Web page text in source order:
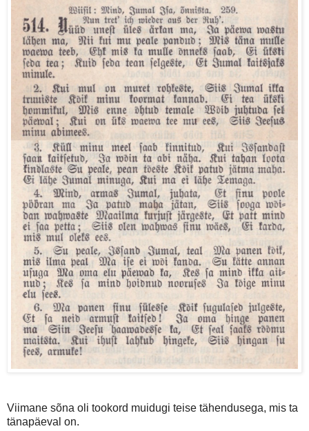
Viimane sõna oli tookord muidugi teise tähendusega, mis ta
tänapäeval on.